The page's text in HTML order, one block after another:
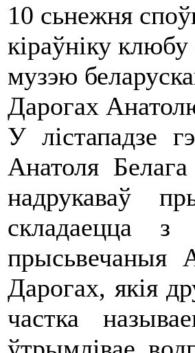
10 сьнежня
кіраўніку
музэю
Дарогах
У лістападзе
Анатоля
надрукаваў
складаецца
прысьвечаныя
Дарогах, якія
частка